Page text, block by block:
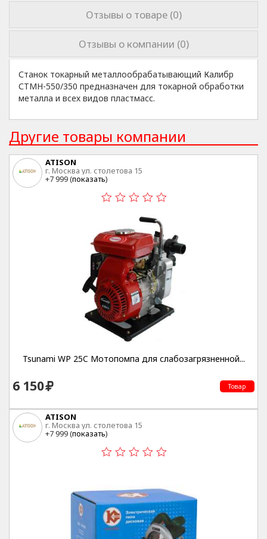
Отзывы о товаре (0)
Отзывы о компании (0)
Станок токарный металлообрабатывающий Калибр
СТМН-550/350 предназначен для токарной обработки
металла и всех видов пластмасс.
Другие товары компании
ATISON
г. Москва ул. столетова 15
+7 999 (показать)
Tsunami WP 25C Мотопомпа для слабозагрязненной...
6 150 Товар
ATISON
г. Москва ул. столетова 15
+7 999 (показать)